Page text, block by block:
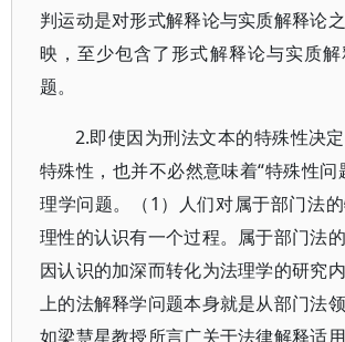
判运动是对形式解释论与实质解释论
映，至少包含了形式解释论与实质
题。
2.即使因为刑法文本的特殊性决
特殊性，也并不必然意味着“特殊性问
理学问题。（1）人们对属于部门法
理性的认识有一个过程。属于部门法
因认识的加深而转化为法理学的研究
上的法解释学问题本身就是从部门法
如梁慧星教授所言广关于法律解释适